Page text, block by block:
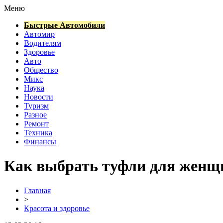
Меню
Быстрые Автомобили
Автомир
Водителям
Здоровье
Авто
Общество
Микс
Наука
Новости
Туризм
Разное
Ремонт
Техника
Финансы
Как выбрать туфли для
Главная
>
Красота и здоровье